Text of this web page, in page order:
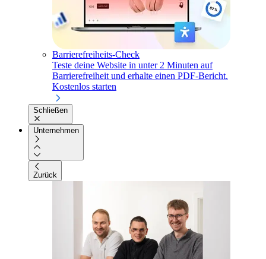
Barrierefreiheits-Check
Teste deine Website in unter 2 Minuten auf
Barrierefreiheit und erhalte einen PDF-Bericht.
Kostenlos starten
Schließen
Unternehmen
Zurück